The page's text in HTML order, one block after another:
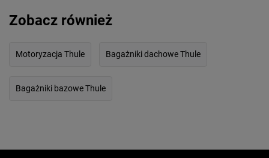
Zobacz również
Motoryzacja Thule Bagażniki dachowe Thule
Bagażniki bazowe Thule